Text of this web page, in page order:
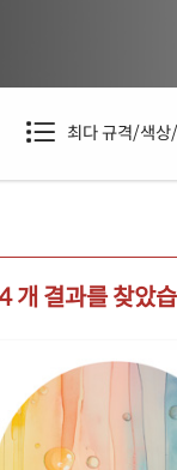
최다 규격/색상
개 결과를 찾았